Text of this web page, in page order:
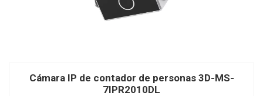
Cámara IP de contador de personas 3D-MS-
7IPR2010DL